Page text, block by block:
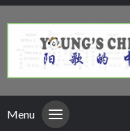
Menu